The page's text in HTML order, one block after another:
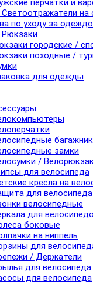
перчатки и
на
по уходу за
городские /
походные /
для одежды
замки
/
для велосипеда
кресла на
для велосипеда
велосипедные
для
боковые
на ниппель
для
/ Держатели
для велосипеда
для велосипеда